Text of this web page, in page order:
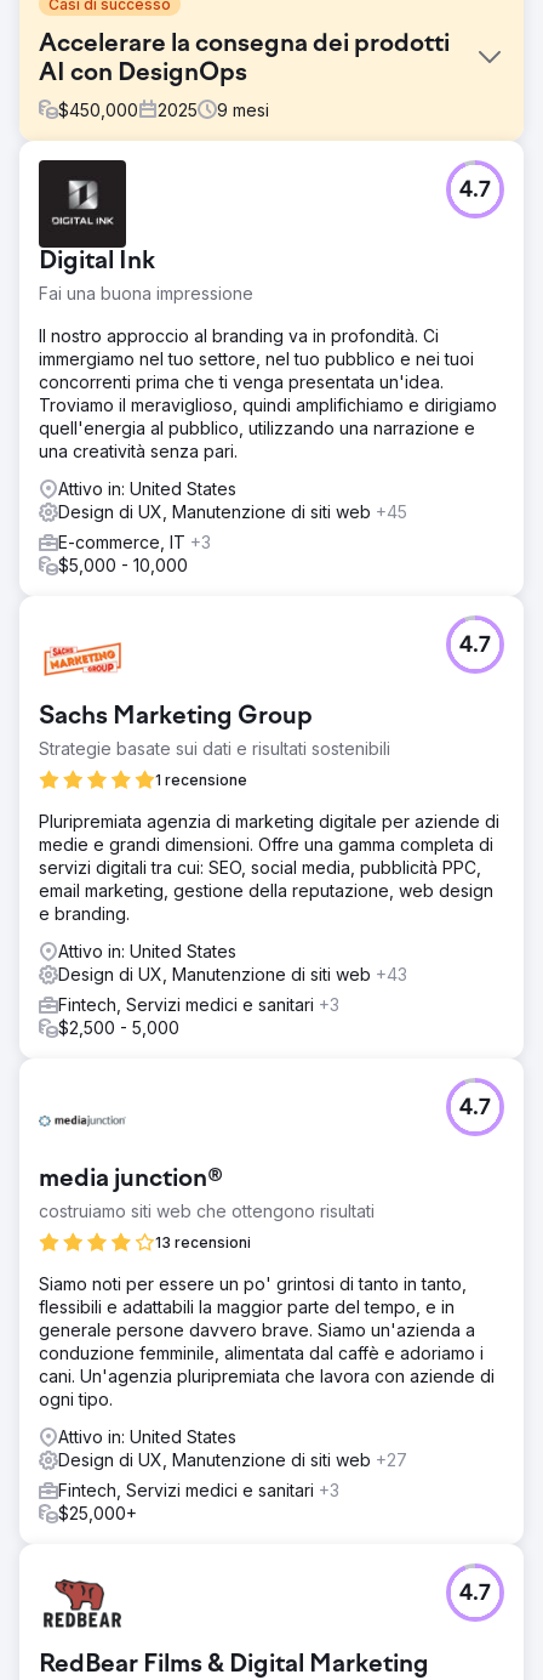
Casi di successo
Accelerare la consegna dei prodotti
AI con DesignOps
$450,000 2025 9 mesi
Un'azienda globale di intelligenza artificiale
conversazionale aveva bisogno di unificare e scalare i
propri sforzi di progettazione dei prodotti su più team e
piattaforme. A causa di framework sovrapposti,
componenti incoerenti e crescenti richieste da parte dei
clienti aziendali, il team UX interno non disponeva
dell'infrastruttura necessaria per mantenere la coerenza
del design e la velocità di consegna. Aveva bisogno di un
sistema di progettazione scalabile e di una strategia
DesignOps per supportare rilasci rapidi, garantire la
conformità in termini di accessibilità e promuovere la
collaborazione interfunzionale.
Soluzione
Neuron ha collaborato con l'azienda per implementare
una solida base DesignOps. Abbiamo verificato gli
artefatti di progettazione e le librerie di ingegneria,
condotto workshop con gli stakeholder e sviluppato un
standard WCAG 2.1 AA. Per garantire il successo a lungo
termine, abbiamo integrato i team di prodotto e di
ingegneria, gli strumenti e definito flussi di lavoro e
autonomia e allineamento tra le funzioni.
Risultato
I team di prodotto hanno ridotto drasticamente i tempi di
coerenza e la qualità delle interfacce. Il nuovo sistema ha
consentito ai team interfunzionali di consegnare i prodotti
in modo più rapido e sicuro. Il sistema di progettazione è
diventato una fonte di informazioni fondamentale,
consentendo all'organizzazione di fornire soluzioni di
intelligenza artificiale innovative su scala aziendale con
chiarezza ed efficienza. Neuron continua a supportare la
loro evoluzione con un supporto continuo alla
progettazione dei prodotti nell'ambito di una partnership
triennale.
Digital Ink
Fai una buona impressione
4.7
Il nostro approccio al branding va in profondità. Ci
immergiamo nel tuo settore, nel tuo pubblico e nei tuoi
concorrenti prima che ti venga presentata un'idea.
Troviamo il meraviglioso, quindi amplifichiamo e dirigiamo
quell'energia al pubblico, utilizzando una narrazione e
una creatività senza pari.
Attivo in: United States
Design di UX, Manutenzione di siti web +45
E-commerce, IT +3
$5,000 - 10,000
Sachs Marketing Group
Strategie basate sui dati e risultati sostenibili
1 recensione
4.7
Pluripremiata agenzia di marketing digitale per aziende di
medie e grandi dimensioni. Offre una gamma completa di
servizi digitali tra cui: SEO, social media, pubblicità PPC,
email marketing, gestione della reputazione, web design
e branding.
Attivo in: United States
Design di UX, Manutenzione di siti web +43
Fintech, Servizi medici e sanitari +3
$2,500 - 5,000
media junction®
costruiamo siti web che ottengono risultati
13 recensioni
4.7
Siamo noti per essere un po' grintosi di tanto in tanto,
flessibili e adattabili la maggior parte del tempo, e in
generale persone davvero brave. Siamo un'azienda a
conduzione femminile, alimentata dal caffè e adoriamo i
cani. Un'agenzia pluripremiata che lavora con aziende di
ogni tipo.
Attivo in: United States
Design di UX, Manutenzione di siti web +27
Fintech, Servizi medici e sanitari +3
$25,000+
RedBear Films & Digital Marketing
4.7